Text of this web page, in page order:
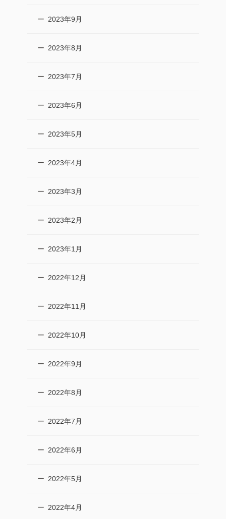
2023年9月
2023年8月
2023年7月
2023年6月
2023年5月
2023年4月
2023年3月
2023年2月
2023年1月
2022年12月
2022年11月
2022年10月
2022年9月
2022年8月
2022年7月
2022年6月
2022年5月
2022年4月